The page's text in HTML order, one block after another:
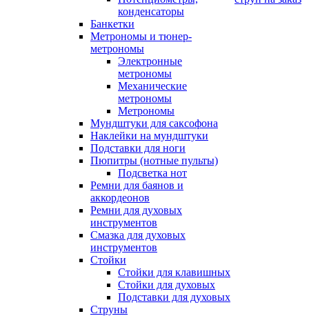
конденсаторы
Банкетки
Метрономы и тюнер-
метрономы
Электронные
метрономы
Механические
метрономы
Метрономы
Мундштуки для саксофона
Наклейки на мундштуки
Подставки для ноги
Пюпитры (нотные пульты)
Подсветка нот
Ремни для баянов и
аккордеонов
Ремни для духовых
инструментов
Смазка для духовых
инструментов
Стойки
Стойки для клавишных
Стойки для духовых
Подставки для духовых
Струны